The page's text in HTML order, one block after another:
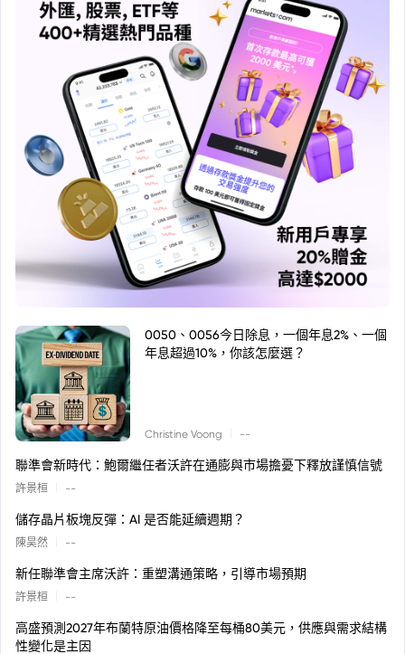
0050、0056今日除息，一個年息2%、一個
年息超過10%，你該怎麼選？
Christine Voong --
聯準會新時代：鮑爾繼任者沃許在通膨與市場擔憂下釋放謹慎信號
許景桓 --
儲存晶片板塊反彈：AI 是否能延續週期？
陳昊然 --
新任聯準會主席沃許：重塑溝通策略，引導市場預期
許景桓 --
高盛預測2027年布蘭特原油價格降至每桶80美元，供應與需求結構
性變化是主因